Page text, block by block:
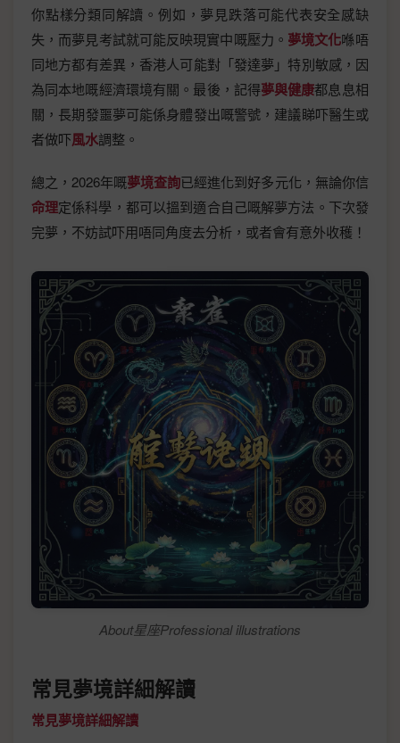
你點樣分類同解讀。例如，夢見跌落可能代表安全感缺
失，而夢見考試就可能反映現實中嘅壓力。 夢境文化喺唔
同地方都有差異，香港人可能對「發達夢」特別敏感，因
為同本地嘅經濟環境有關。最後，記得夢與健康都息息相
關，長期發噩夢可能係身體發出嘅警號，建議睇吓醫生或
者做吓風水調整。
總之，2026年嘅夢境查詢已經進化到好多元化，無論你信
命理定係科學，都可以搵到適合自己嘅解夢方法。下次發
完夢，不妨試吓用唔同角度去分析，或者會有意外收穫！
About星座Professional illustrations
常見夢境詳細解讀
常見夢境詳細解讀